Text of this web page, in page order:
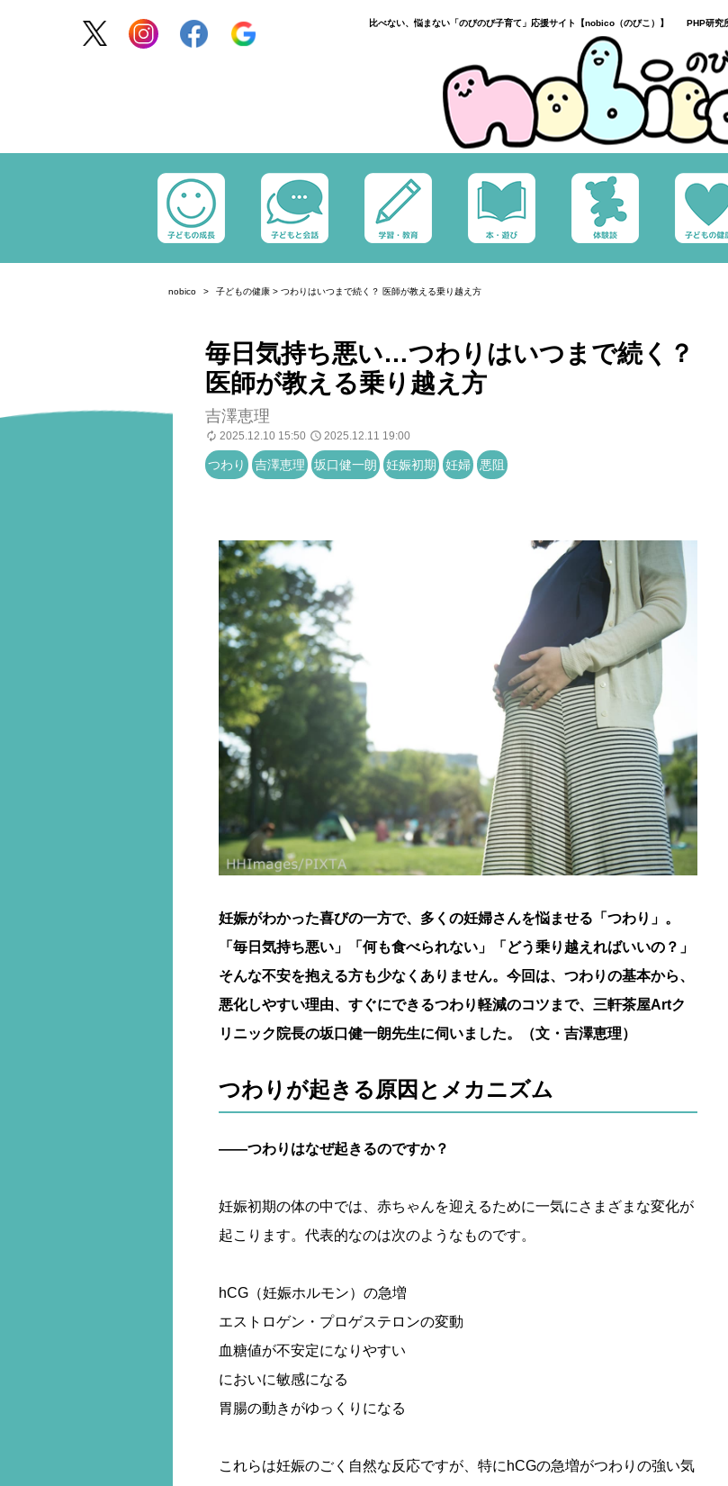
比べない、悩まない「のびのび子育て」応援サイト【nobico（のびこ）】 PHP研究
nobico 子どもの健康 > つわりはいつまで続く？ 医師が教える乗り越え方
毎日気持ち悪い…つわりはいつまで続く？
医師が教える乗り越え方
吉澤恵理
2025.12.10 15:50 2025.12.11 19:00
つわり 吉澤恵理 坂口健一朗 妊娠初期 妊婦 悪阻
妊娠がわかった喜びの一方で、多くの妊婦さんを悩ませる「つわり」。
「毎日気持ち悪い」「何も食べられない」「どう乗り越えればいいの？」
そんな不安を抱える方も少なくありません。今回は、つわりの基本から、
悪化しやすい理由、すぐにできるつわり軽減のコツまで、三軒茶屋Artク
リニック院長の坂口健一朗先生に伺いました。（文・吉澤恵理）
つわりが起きる原因とメカニズム
――つわりはなぜ起きるのですか？
妊娠初期の体の中では、赤ちゃんを迎えるために一気にさまざまな変化が
起こります。代表的なのは次のようなものです。
hCG（妊娠ホルモン）の急増
エストロゲン・プロゲステロンの変動
血糖値が不安定になりやすい
においに敏感になる
胃腸の動きがゆっくりになる
これらは妊娠のごく自然な反応ですが、特にhCGの急増がつわりの強い気